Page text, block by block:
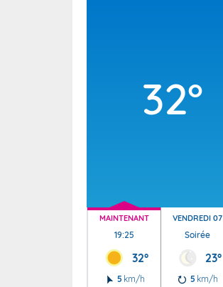
32°
MAINTENANT
19:25
32°
5 km/h
VENDREDI 07
Soirée
23°
5 km/h